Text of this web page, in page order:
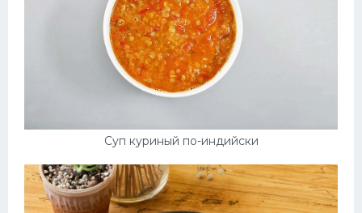
Суп куриный по-индийски